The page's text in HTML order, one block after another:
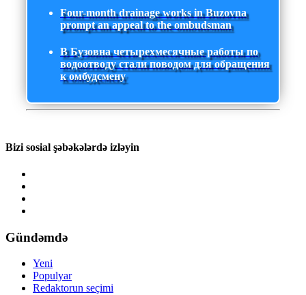
Four-month drainage works in Buzovna
prompt an appeal to the ombudsman
В Бузовна четырехмесячные работы по
водоотводу стали поводом для обращения
к омбудсмену
Bizi sosial şəbəkələrdə izləyin
Gündəmdə
Yeni
Populyar
Redaktorun seçimi